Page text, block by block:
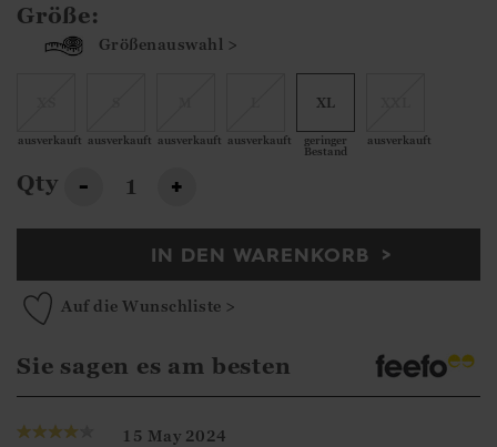
Größe:
Größenauswahl >
ausverkauft ausverkauft ausverkauft ausverkauft
XL
geringer
Bestand
ausverkauft
Qty - +
IN DEN WARENKORB
Auf die Wunschliste >
Sie sagen es am besten
15 May 2024